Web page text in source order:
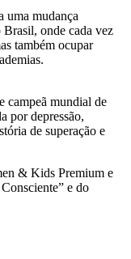
uma mudança
onde cada vez
também ocupar
campeã mundial de
por depressão,
de superação e
& Kids Premium e
e do